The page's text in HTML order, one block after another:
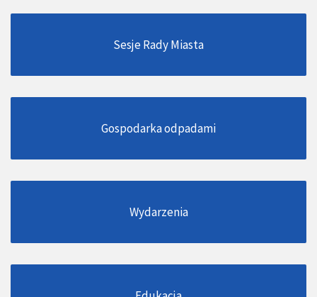
Sesje Rady Miasta
Gospodarka odpadami
Wydarzenia